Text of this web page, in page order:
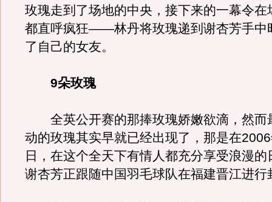
玫瑰走到了场地的中央，接下来的一幕令在
都直呼疯狂——林丹将玫瑰递到谢杏芳手中
了自己的女友。
9朵玫瑰
全英公开赛的那捧玫瑰娇嫩欲滴，然而
动的玫瑰其实早就已经出现了，那是在
日，在这个全天下有情人都充分享受浪漫的
谢杏芳正跟随中国羽毛球队在福建晋江进行